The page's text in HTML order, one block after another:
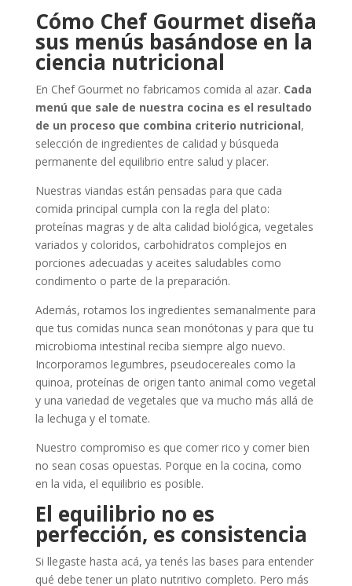
Cómo Chef Gourmet diseña
sus menús basándose en la
ciencia nutricional
En Chef Gourmet no fabricamos comida al azar. Cada
menú que sale de nuestra cocina es el resultado
de un proceso que combina criterio nutricional,
selección de ingredientes de calidad y búsqueda
permanente del equilibrio entre salud y placer.
Nuestras viandas están pensadas para que cada
comida principal cumpla con la regla del plato:
proteínas magras y de alta calidad biológica, vegetales
variados y coloridos, carbohidratos complejos en
porciones adecuadas y aceites saludables como
condimento o parte de la preparación.
Además, rotamos los ingredientes semanalmente para
que tus comidas nunca sean monótonas y para que tu
microbioma intestinal reciba siempre algo nuevo.
Incorporamos legumbres, pseudocereales como la
quinoa, proteínas de origen tanto animal como vegetal
y una variedad de vegetales que va mucho más allá de
la lechuga y el tomate.
Nuestro compromiso es que comer rico y comer bien
no sean cosas opuestas. Porque en la cocina, como
en la vida, el equilibrio es posible.
El equilibrio no es
perfección, es consistencia
Si llegaste hasta acá, ya tenés las bases para entender
qué debe tener un plato nutritivo completo. Pero más